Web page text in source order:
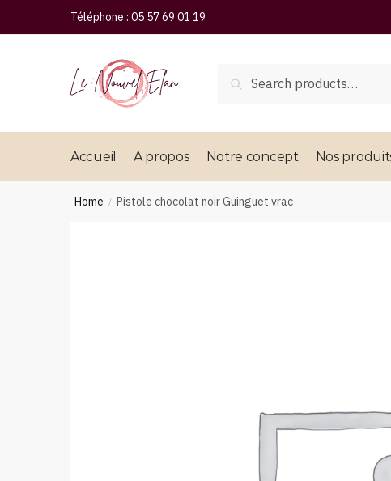
Téléphone : 05 57 69 01 19
Search
Accueil A propos Notre concept Nos
Home / Pistole chocolat noir Guinguet vrac